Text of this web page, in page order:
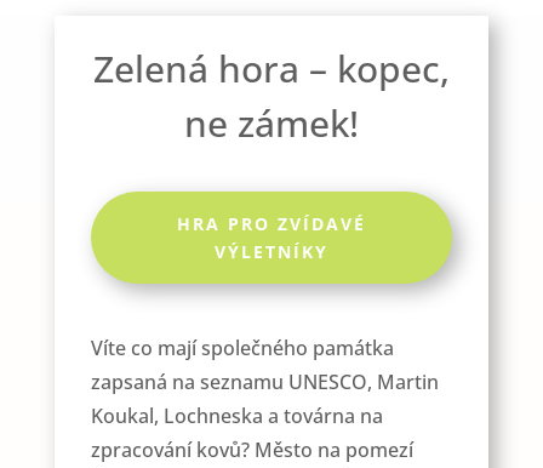
Zelená hora – kopec,
ne zámek!
HRA PRO ZVÍDAVÉ
VÝLETNÍKY
Víte co mají společného památka
zapsaná na seznamu UNESCO, Martin
Koukal, Lochneska a továrna na
zpracování kovů? Město na pomezí